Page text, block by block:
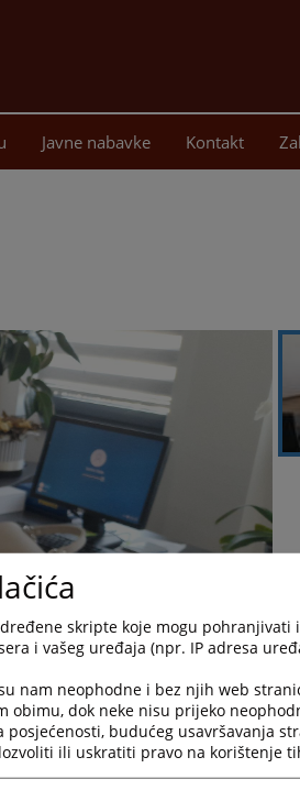
Javne nabavke Kontakt
skripte koje mogu
i vašeg uređaja (npr. IP adresa
nam neophodne i bez njih web
obimu, dok neke nisu prijeko
budućeg usavršavanja
ili uskratiti pravo na korištenje